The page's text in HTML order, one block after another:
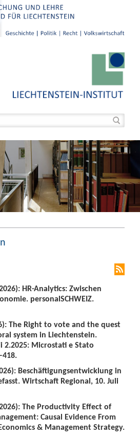
HR-Analytics: Zwischen
personalSCHWEIZ.
The Right to vote and the quest
system in Liechtenstein.
2.2025: Microstati e Stato
Beschäftigungsentwicklung in
Wirtschaft Regional, 10. Juli
The Productivity Effect of
Causal Evidence From
& Management Strategy.